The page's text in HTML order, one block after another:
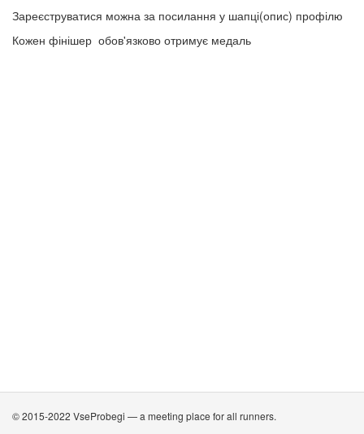
Зареєструватися можна за посилання у шапці(опис) профілю
Кожен фінішер обов'язково отримує медаль
© 2015-2022 VseProbegi — a meeting place for all runners.